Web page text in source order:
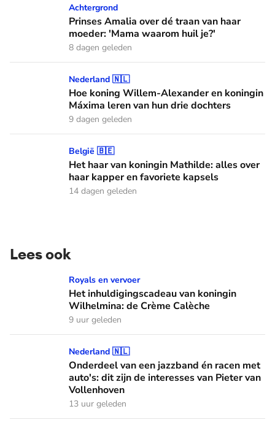
Prinses Amalia over dé traan van haar moeder: 'Mama
Achtergrond
Prinses Amalia over dé traan van haar
moeder: 'Mama waarom huil je?'
8 dagen geleden
Hoe koning Willem-Alexander en koningin Máxima leren
Nederland 🇳🇱
Hoe koning Willem-Alexander en koningin
Máxima leren van hun drie dochters
9 dagen geleden
Het haar van koningin Mathilde: alles over haar kapper en
België 🇧🇪
Het haar van koningin Mathilde: alles over
haar kapper en favoriete kapsels
14 dagen geleden
Lees ook
Het inhuldigingscadeau van koningin Wilhelmina: de
Royals en vervoer
Het inhuldigingscadeau van koningin
Wilhelmina: de Crème Calèche
9 uur geleden
Onderdeel van een jazzband én racen met auto's: dit zijn
Nederland 🇳🇱
Onderdeel van een jazzband én racen met
auto's: dit zijn de interesses van Pieter van
Vollenhoven
13 uur geleden